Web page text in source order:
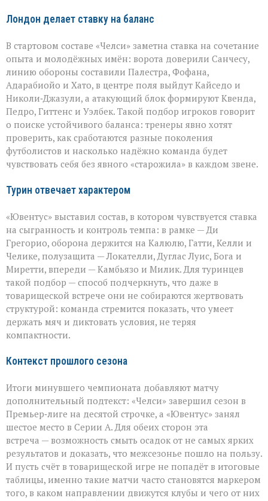
Лондон делает ставку на баланс
В стартовом составе «Челси» заметна ставка на сочетание
опыта и молодёжных имён: ворота доверили Санчесу,
линию обороны составили Палестра, Фофана,
Адарабиойо и Хато, в центре поля выйдут Кайседо и
Николи‑Джазули, а атакующий блок формируют Квенда,
Педро, Гиттенс и Уэлбек. Такой подбор игроков говорит
о поиске устойчивого баланса: тренеры явно хотят
проверить, как сработаются разные поколения
футболистов и насколько надёжно команда будет
чувствовать себя без явного «старожила» в каждом звене.
Турин отвечает характером
«Ювентус» выставил состав, в котором чувствуется ставка
на сыгранность и контроль темпа: в рамке — Ди
Грегорио, оборона держится на Калюлю, Гатти, Келли и
Челике, полузащита — Локателли, Дуглас Луис, Бога и
Миретти, впереди — Камбьязо и Милик. Для туринцев
такой подбор — способ подчеркнуть, что даже в
товарищеской встрече они не собираются жертвовать
структурой: команда стремится показать, что умеет
держать мяч и диктовать условия, не теряя
компактности.
Контекст прошлого сезона
Итоги минувшего чемпионата добавляют матчу
дополнительный подтекст: «Челси» завершил сезон в
Премьер‑лиге на десятой строчке, а «Ювентус» занял
шестое место в Серии А. Для обеих сторон эта
встреча — возможность смыть осадок от не самых ярких
результатов и доказать, что межсезонье пошло на пользу.
И пусть счёт в товарищеской игре не попадёт в итоговые
таблицы, именно такие матчи часто становятся маркером
того, в каком направлении движутся клубы и чего от них